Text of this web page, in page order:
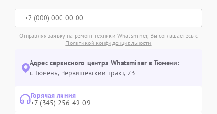
Отправляя заявку на ремонт техники Whatsminer, Вы соглашаетесь с
Политикой конфиденциальности
Адрес сервисного центра Whatsminer в Тюмени:
г. Тюмень, ​Червишевский тракт, 23
Горячая линия
+7 (345) 256-49-09